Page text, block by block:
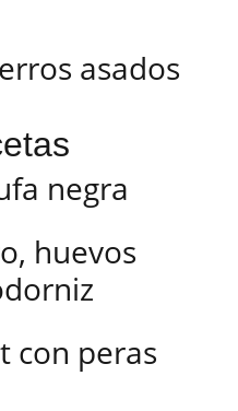
asados
negra
huevos
con peras